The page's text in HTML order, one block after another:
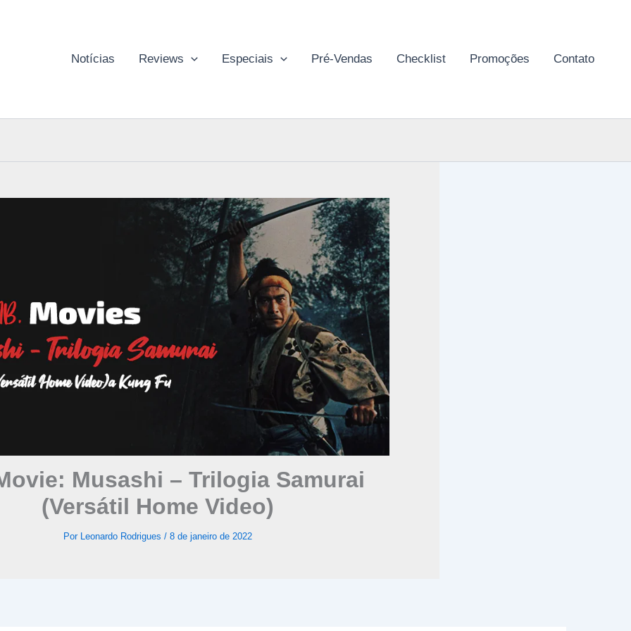
Notícias Reviews Especiais Pré-Vendas Checklist Promoções Contato
Musashi – Trilogia Samurai
(Versátil Home Video)
Por Leonardo Rodrigues / 8 de janeiro de 2022